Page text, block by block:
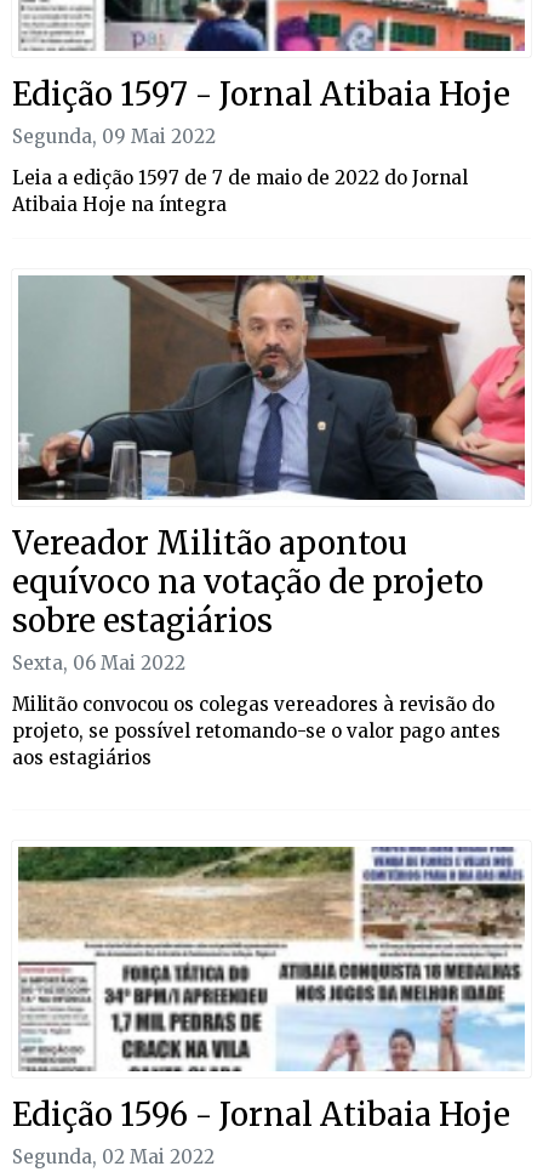
Edição 1597 - Jornal Atibaia Hoje
Segunda, 09 Mai 2022
Leia a edição 1597 de 7 de maio de 2022 do Jornal
Atibaia Hoje na íntegra
Vereador Militão apontou
equívoco na votação de projeto
sobre estagiários
Sexta, 06 Mai 2022
Militão convocou os colegas vereadores à revisão do
projeto, se possível retomando-se o valor pago antes
aos estagiários
Edição 1596 - Jornal Atibaia Hoje
Segunda, 02 Mai 2022